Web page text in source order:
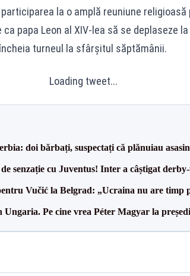
la o amplă reuniune religioasă
papa Leon al XIV-lea să se deplaseze
turneul la sfârșitul săptămânii.
Loading tweet...
doi bărbați, suspectați că plănuiau
senzație cu Juventus! Inter a câștigat
Vučić la Belgrad: „Ucraina nu are timp
Pe cine vrea Péter Magyar la